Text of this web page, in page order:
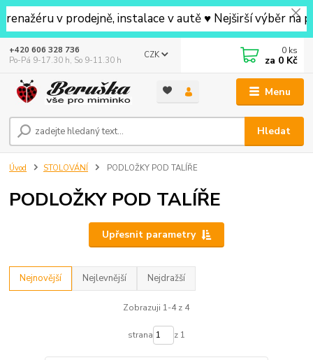
v prodejně, instalace v autě ♥ Nejširší výběr na
Menu
CZK
Hledat
+420 606 328 736
Po-Pá 9-17.30 h, So 9-11.30 h
0 ks
za 0 Kč
Úvod STOLOVÁNÍ PODLOŽKY POD TALÍŘE
PODLOŽKY POD TALÍŘE
Upřesnit parametry
Nejnovější Nejlevnější Nejdražší
Zobrazuji 1-4 z 4
strana z 1